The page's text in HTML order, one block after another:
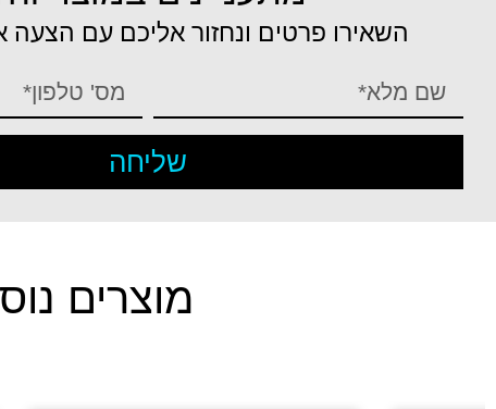
השאירו פרטים ונחזור אליכם עם הצעה
שליחה
מוצרים